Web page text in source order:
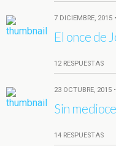
7 DICIEMBRE, 2015
El once de
12 RESPUESTAS
23 OCTUBRE, 2015
Sin
14 RESPUESTAS